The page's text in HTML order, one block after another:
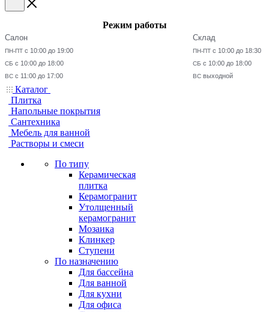
Режим работы
Салон
ПН-ПТ с 10:00 до 19:00
СБ с 10:00 до 18:00
ВС с 11:00 до 17:00
Склад
ПН-ПТ с 10:00 до 18:30
СБ с 10:00 до 18:00
ВС выходной
Каталог
Плитка
Напольные покрытия
Сантехника
Мебель для ванной
Растворы и смеси
По типу
Керамическая
плитка
Керамогранит
Утолщенный
керамогранит
Мозаика
Клинкер
Ступени
По назначению
Для бассейна
Для ванной
Для кухни
Для офиса